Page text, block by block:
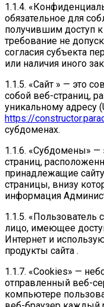
1.1.4.
обязательное для
получившим доступ
требование не
согласия субъекта
или наличия иного
1.1.5. «Сайт » — это
собой веб-страниц,
уникальному адресу
https://
субдоменах.
1.1.6. «Субдомены» —
страниц,
принадлежащие
страницы, внизу
информация
1.1.5. «Пользователь
лицо, имеющее
Интернет и
продукты сайта .
1.1.7. «Cookies» —
отправленный веб-
компьютере